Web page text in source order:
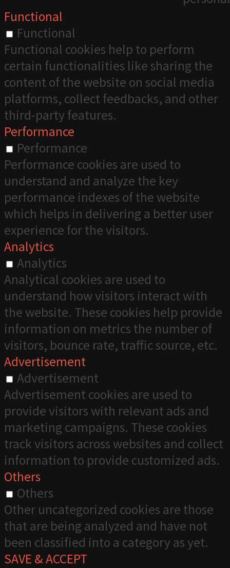
Functional
Functional
Functional cookies help to perform
certain functionalities like sharing the
content of the website on social media
platforms, collect feedbacks, and other
third-party features.
Performance
Performance
Performance cookies are used to
understand and analyze the key
performance indexes of the website
which helps in delivering a better user
experience for the visitors.
Analytics
Analytics
Analytical cookies are used to
understand how visitors interact with
the website. These cookies help provide
information on metrics the number of
visitors, bounce rate, traffic source, etc.
Advertisement
Advertisement
Advertisement cookies are used to
provide visitors with relevant ads and
marketing campaigns. These cookies
track visitors across websites and collect
information to provide customized ads.
Others
Others
Other uncategorized cookies are those
that are being analyzed and have not
been classified into a category as yet.
SAVE & ACCEPT